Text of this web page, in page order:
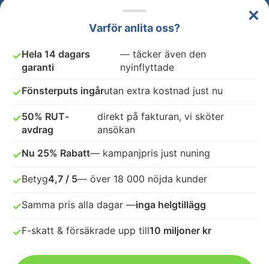
×
Varför anlita oss?
✓Hela 14 dagars
garanti
— täcker även den
nyinflyttade
✓Fönsterputs ingårutan extra kostnad just nu
✓50% RUT-
avdrag
direkt på fakturan, vi sköter
ansökan
✓Nu 25% Rabatt— kampanjpris just nuning
✓Betyg4,7 / 5— över 18 000 nöjda kunder
✓Samma pris alla dagar —inga helgtillägg
✓F-skatt & försäkrade upp till10 miljoner kr